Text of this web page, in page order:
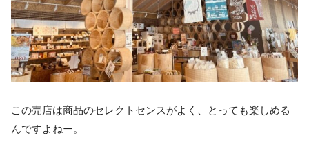
この売店は商品のセレクトセンスがよく、とっても楽しめる
んですよねー。